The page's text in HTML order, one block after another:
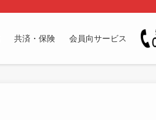
共済・保険 会員向サービス